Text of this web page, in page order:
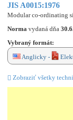
JIS A0015:1976
Modular co-ordinating
Norma vydaná dňa
Vybraný formát:
Anglicky -
Zobraziť všetky